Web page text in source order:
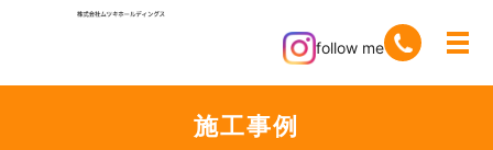
follow me
施工事例